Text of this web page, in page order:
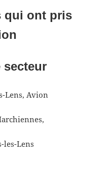
qui ont pris
secteur
Lens, Avion
les-Lens